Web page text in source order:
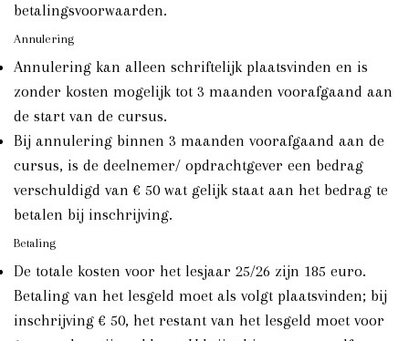
betalingsvoorwaarden.
Annulering
Annulering kan alleen schriftelijk plaatsvinden en is
zonder kosten mogelijk tot 3 maanden voorafgaand aan
de start van de cursus.
Bij annulering binnen 3 maanden voorafgaand aan de
cursus, is de deelnemer/ opdrachtgever een bedrag
verschuldigd van € 50 wat gelijk staat aan het bedrag te
betalen bij inschrijving.
Betaling
De totale kosten voor het lesjaar 25/26 zijn 185 euro.
Betaling van het lesgeld moet als volgt plaatsvinden; bij
inschrijving € 50, het restant van het lesgeld moet voor